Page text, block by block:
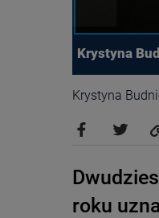
Krystyna
Krystyna
roku